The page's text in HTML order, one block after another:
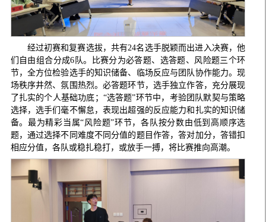
经过初赛和复赛选拔，共有24名选手脱颖而出进入决赛，他
们自由组合分成6队。比赛分为必答题、选答题、风险题三个环
节，全方位检验选手的知识储备、临场反应与团队协作能力。现
场秩序井然、氛围热烈。必答题环节，选手独立作答，充分展现
了扎实的个人基础功底；“选答题”环节中，考验团队默契与策略
选择，选手们毫不懈怠，表现出超强的反应能力和扎实的知识储
备。最为精彩当属“风险题”环节，各队按分数由低到高顺序选
题，通过选择不同难度不同分值的题目作答，答对加分，答错扣
相应分值，各队或稳扎稳打，或放手一搏，将比赛推向高潮。